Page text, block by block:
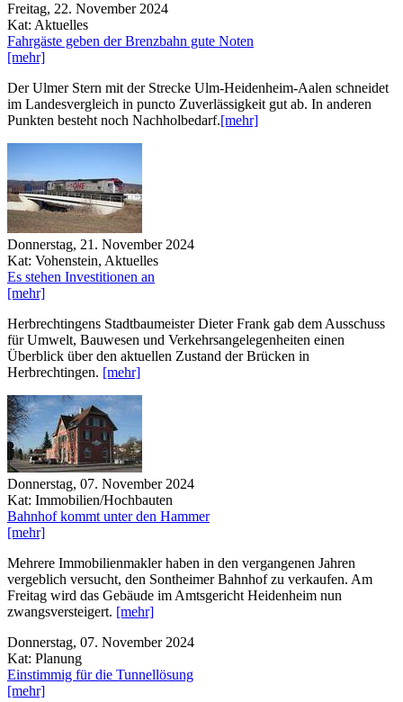
Freitag, 22. November 2024
Kat: Aktuelles
Fahrgäste geben der Brenzbahn gute Noten
[mehr]
Der Ulmer Stern mit der Strecke Ulm-Heidenheim-Aalen schneidet
im Landesvergleich in puncto Zuverlässigkeit gut ab. In anderen
Punkten besteht noch Nachholbedarf.[mehr]
Donnerstag, 21. November 2024
Kat: Vohenstein, Aktuelles
Es stehen Investitionen an
[mehr]
Herbrechtingens Stadtbaumeister Dieter Frank gab dem Ausschuss
für Umwelt, Bauwesen und Verkehrsangelegenheiten einen
Überblick über den aktuellen Zustand der Brücken in
Herbrechtingen. [mehr]
Donnerstag, 07. November 2024
Kat: Immobilien/Hochbauten
Bahnhof kommt unter den Hammer
[mehr]
Mehrere Immobilienmakler haben in den vergangenen Jahren
vergeblich versucht, den Sontheimer Bahnhof zu verkaufen. Am
Freitag wird das Gebäude im Amtsgericht Heidenheim nun
zwangsversteigert. [mehr]
Donnerstag, 07. November 2024
Kat: Planung
Einstimmig für die Tunnellösung
[mehr]